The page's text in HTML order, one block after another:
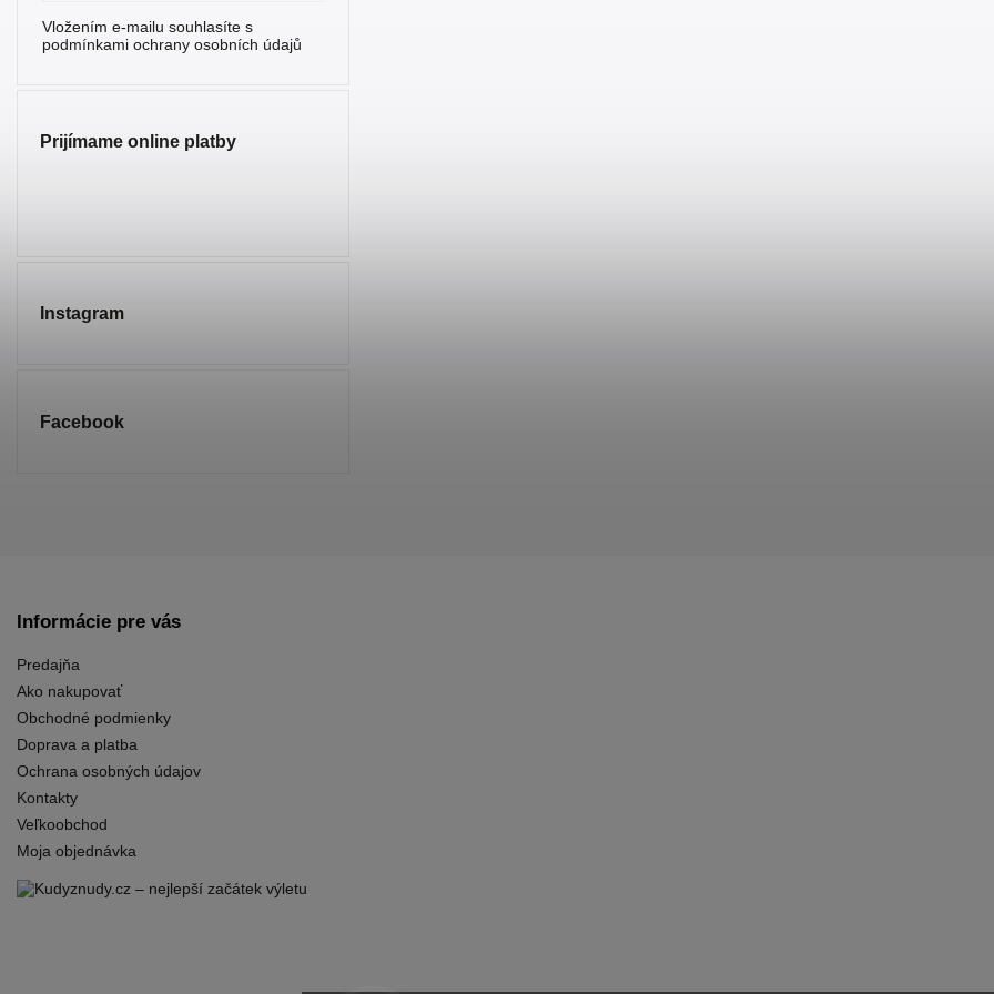
Vložením e-mailu souhlasíte s
podmínkami ochrany osobních údajů
Prijímame online platby
Instagram
Facebook
Informácie pre vás
Predajňa
Ako nakupovať
Obchodné podmienky
Doprava a platba
Ochrana osobných údajov
Kontakty
Veľkoobchod
Moja objednávka